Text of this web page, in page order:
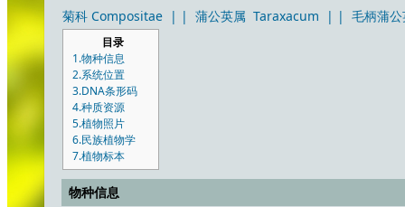
菊科 Compositae | | 蒲公英属 Taraxacum | | 毛柄蒲
目录
1.物种信息
2.系统位置
3.DNA条形码
4.种质资源
5.植物照片
6.民族植物学
7.植物标本
物种信息